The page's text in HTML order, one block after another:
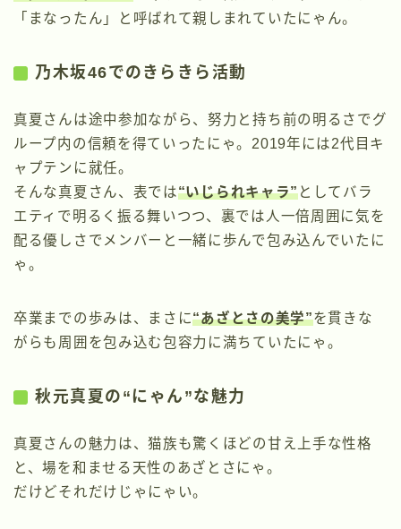
「まなったん」と呼ばれて親しまれていたにゃん。
乃木坂46でのきらきら活動
真夏さんは途中参加ながら、努力と持ち前の明るさでグ
ループ内の信頼を得ていったにゃ。2019年には2代目キ
ャプテンに就任。
そんな真夏さん、表では“いじられキャラ”としてバラ
エティで明るく振る舞いつつ、裏では人一倍周囲に気を
配る優しさでメンバーと一緒に歩んで包み込んでいたに
ゃ。
卒業までの歩みは、まさに“あざとさの美学”を貫きな
がらも周囲を包み込む包容力に満ちていたにゃ。
秋元真夏の“にゃん”な魅力
真夏さんの魅力は、猫族も驚くほどの甘え上手な性格
と、場を和ませる天性のあざとさにゃ。
だけどそれだけじゃにゃい。